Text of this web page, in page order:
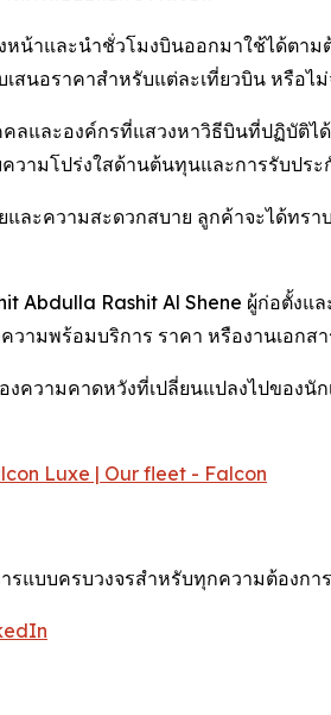
าและนำชั่วโมงบินออกมาใช้ได้ตาม
สนอราคาสำหรับแต่ละเที่ยวบิน หรือไ
และองค์กรที่แสวงหาวิธีบินที่ปฏิบัติไ
ามโปร่งใสด้านต้นทุนและการรับปร
ะความสะดวกสบาย ลูกค้าจะได้ทร
Abdulla Rashit Al Shene ผู้ก่อตั้ง
วามพร้อมบริการ ราคา หรืองานเอ
ความคาดหวังที่เปลี่ยนแปลงไปของ
Luxe | Our fleet - Falcon
รแบบครบวงจรสำหรับทุกความต้องก